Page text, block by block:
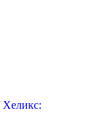
Хеликс: